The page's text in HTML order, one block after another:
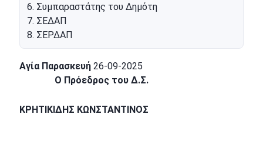
6. Συμπαραστάτης του Δημότη
7. ΣΕΔΑΠ
8. ΣΕΡΔΑΠ
Αγία Παρασκευή 26-09-2025
Ο Πρόεδρος του Δ.Σ.
ΚΡΗΤΙΚΙΔΗΣ ΚΩΝΣΤΑΝΤΙΝΟΣ